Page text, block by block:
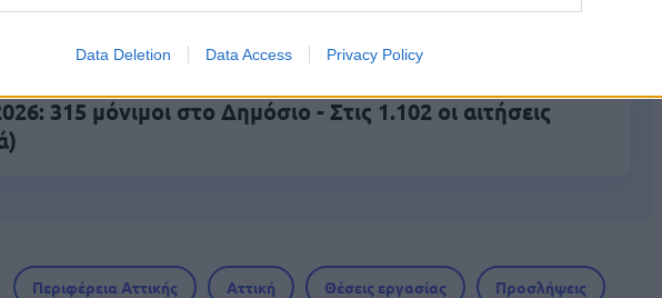
Data Deletion Data Access Privacy Policy
Σενάριο για αύξηση στα 1.000 ευρώ από το 2027
315 μόνιμοι στο Δημόσιο - Στις 1.102 οι αιτήσεις
Περιφέρεια Αττικής Αττική Θέσεις εργασίας Προσλήψεις